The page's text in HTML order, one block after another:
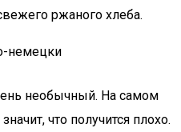
ржаного хлеба.
немецки
необычный. На самом
что получится плохо.